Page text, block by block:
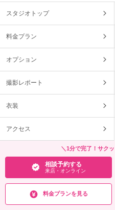
スタジオトップ
料金プラン
オプション
撮影レポート
衣装
アクセス
＼1分で完了！サク
相談予約する
来店・オンライン
料金プランを見る